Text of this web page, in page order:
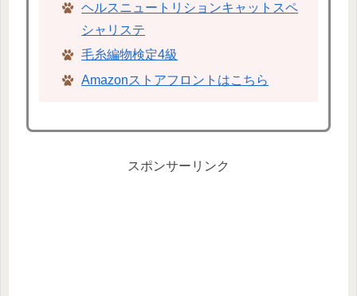
ヘルスニュートリションキャットスペ
シャリステ
毛糸編物検定4級
Amazonストアフロントはこちら
スポンサーリンク